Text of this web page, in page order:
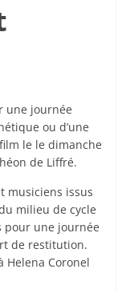
une journée
ou d’une
le le dimanche
de Liffré.
musiciens issus
milieu de cycle
pour une journée
de restitution.
Helena Coronel